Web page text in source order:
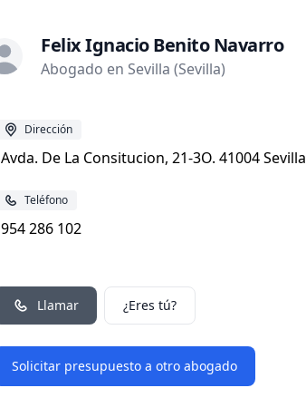
Felix Ignacio Benito Navarro
Abogado en Sevilla (Sevilla)
Dirección
Avda. De La Consitucion, 21-3O. 41004 Sevilla
Teléfono
954 286 102
Llamar ¿Eres tú?
Solicitar presupuesto a otro abogado